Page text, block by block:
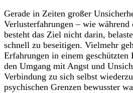
Gerade in Zeiten großer
Verlusterfahrungen – wie während
besteht das Ziel nicht darin,
schnell zu beseitigen. Vielmehr
Erfahrungen in einem geschützten
den Umgang mit Angst und
Verbindung zu sich selbst
psychischen Grenzen bewusster